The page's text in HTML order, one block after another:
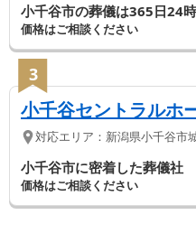
小千谷市の葬儀は365日24
価格はご相談ください
3
小千谷セントラルホ
対応エリア： 新潟県小千谷市
小千谷市に密着した葬儀社
価格はご相談ください